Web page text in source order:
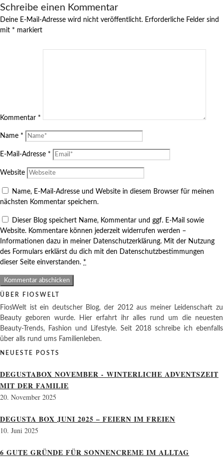
Schreibe einen Kommentar
Deine E-Mail-Adresse wird nicht veröffentlicht. Erforderliche Felder sind
mit * markiert
Kommentar *
Name *
E-Mail-Adresse *
Website
Name, E-Mail-Adresse und Website in diesem Browser für meinen
nächsten Kommentar speichern.
Dieser Blog speichert Name, Kommentar und ggf. E-Mail sowie
Website. Kommentare können jederzeit widerrufen werden –
Informationen dazu in meiner Datenschutzerklärung. Mit der Nutzung
des Formulars erklärst du dich mit den Datenschutzbestimmungen
dieser Seite einverstanden. *
ÜBER FIOSWELT
FiosWelt ist ein deutscher Blog, der 2012 aus meiner Leidenschaft zu
Beauty geboren wurde. Hier erfahrt ihr alles rund um die neuesten
Beauty-Trends, Fashion und Lifestyle. Seit 2018 schreibe ich ebenfalls
über alls rund ums Familienleben.
NEUESTE POSTS
DEGUSTABOX NOVEMBER - WINTERLICHE ADVENTSZEIT
MIT DER FAMILIE
20. November 2025
DEGUSTA BOX JUNI 2025 – FEIERN IM FREIEN
10. Juni 2025
6 GUTE GRÜNDE FÜR SONNENCREME IM ALLTAG